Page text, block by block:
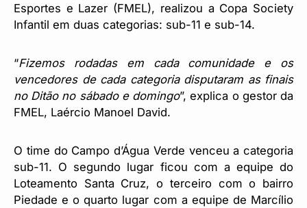
Esportes e Lazer (FMEL), realizou a Copa Society
Infantil em duas categorias: sub-11 e sub-14.
“Fizemos rodadas em cada comunidade e os
vencedores de cada categoria disputaram as finais
no Ditão no sábado e domingo”, explica o gestor da
FMEL, Laércio Manoel David.
O time do Campo d’Água Verde venceu a categoria
sub-11. O segundo lugar ficou com a equipe do
Loteamento Santa Cruz, o terceiro com o bairro
Piedade e o quarto lugar com a equipe de Marcílio